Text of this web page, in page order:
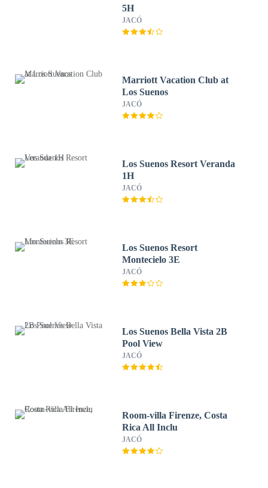
5H
JACÓ
Marriott Vacation Club at
Los Suenos
JACÓ
Los Suenos Resort Veranda
1H
JACÓ
Los Suenos Resort
Montecielo 3E
JACÓ
Los Suenos Bella Vista 2B
Pool View
JACÓ
Room-villa Firenze, Costa
Rica All Inclu
JACÓ